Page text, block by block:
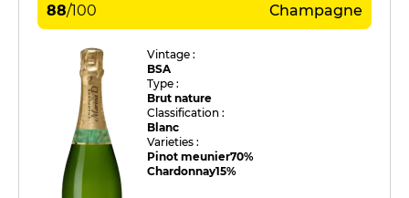
88/100 Champagne
Vintage :
BSA
Type :
Brut nature
Classification :
Blanc
Varieties :
Pinot meunier70%
Chardonnay15%